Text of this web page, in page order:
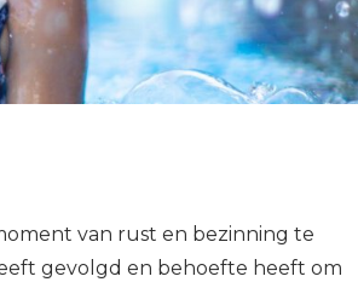
van rust en bezinning te
gevolgd en behoefte heeft om